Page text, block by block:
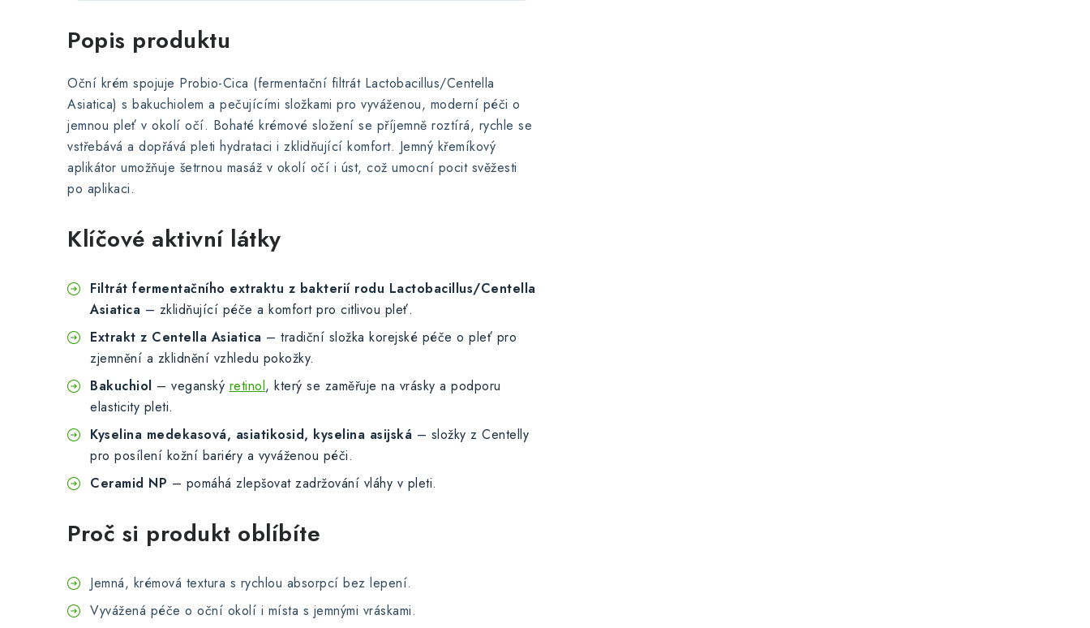
Popis produktu
Oční krém spojuje Probio-Cica (fermentační filtrát Lactobacillus/Centella
Asiatica) s bakuchiolem a pečujícími složkami pro vyváženou, moderní péči o
jemnou pleť v okolí očí. Bohaté krémové složení se příjemně roztírá, rychle se
vstřebává a dopřává pleti hydrataci i zklidňující komfort. Jemný křemíkový
aplikátor umožňuje šetrnou masáž v okolí očí i úst, což umocní pocit svěžesti
po aplikaci.
Klíčové aktivní látky
Filtrát fermentačního extraktu z bakterií rodu Lactobacillus/Centella
Asiatica – zklidňující péče a komfort pro citlivou pleť.
Extrakt z Centella Asiatica – tradiční složka korejské péče o pleť pro
zjemnění a zklidnění vzhledu pokožky.
Bakuchiol – veganský retinol, který se zaměřuje na vrásky a podporu
elasticity pleti.
Kyselina medekasová, asiatikosid, kyselina asijská – složky z Centelly
pro posílení kožní bariéry a vyváženou péči.
Ceramid NP – pomáhá zlepšovat zadržování vláhy v pleti.
Proč si produkt oblíbíte
Jemná, krémová textura s rychlou absorpcí bez lepení.
Vyvážená péče o oční okolí i místa s jemnými vráskami.